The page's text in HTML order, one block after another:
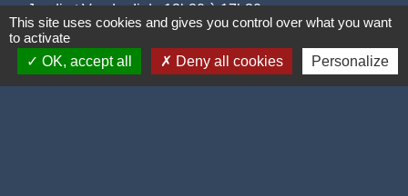
Jeudi et Vendredi de 13h30 à 17h30
This site uses cookies and gives you control over what you want
to activate
OK, accept all
Deny all cookies Personalize